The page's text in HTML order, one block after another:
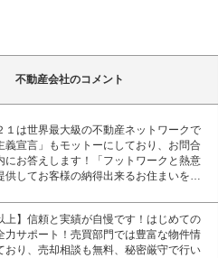
不動産会社のコメント
１は世界最大級の不動産ネットワークで
義宣言」もモットーにしており、お問合
にお答えします！「フットワークと熱意
供してお客様の納得出来るお住まいを…
上】信頼と実績が自慢です！はじめての
力サポート！売買部門では豊富な物件情
おり、売却相談も無料、秘密厳守で行い